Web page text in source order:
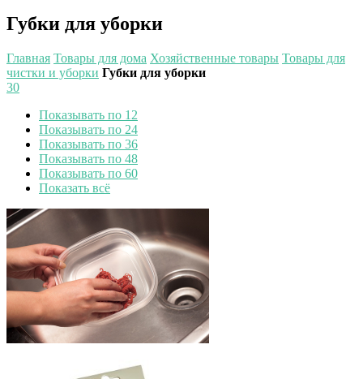
Губки для уборки
Главная Товары для дома Хозяйственные товары Товары для
чистки и уборки Губки для уборки
30
Показывать по 12
Показывать по 24
Показывать по 36
Показывать по 48
Показывать по 60
Показать всё